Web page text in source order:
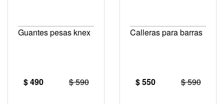
Guantes pesas knex
$ 490 $ 590
Calleras para barras
$ 550 $ 590